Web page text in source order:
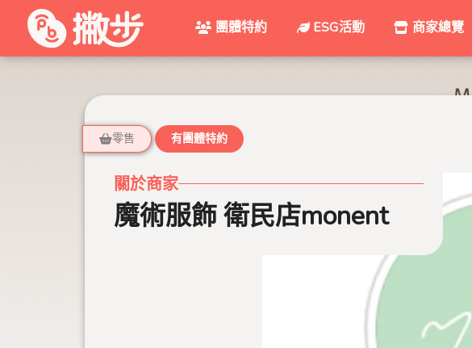
團體特約 ESG活動 商家總覽
零售 有團體特約
關於商家
魔術服飾 衛民店monent